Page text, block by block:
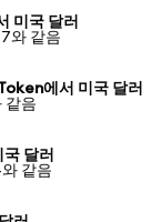
미국 달러
와 같음
에서 미국 달러
같음
달러
같음